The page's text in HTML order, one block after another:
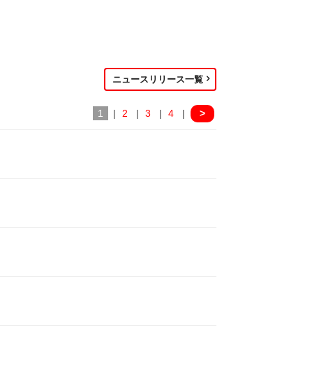
ニュースリリース一覧
1 | 2 | 3 | 4 | >